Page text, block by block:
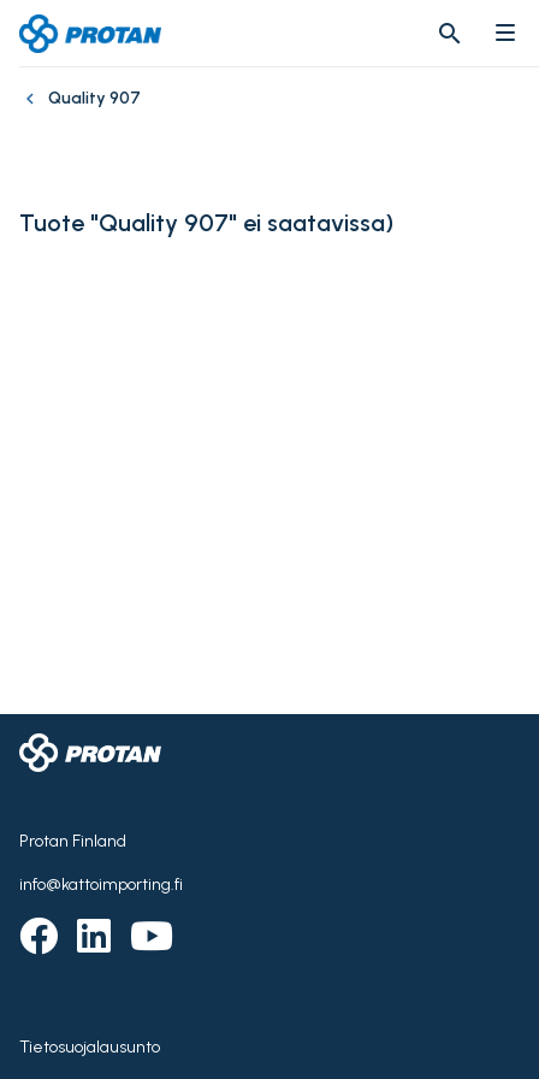
search
search
Quality 907
Tuote "Quality 907" ei saatavissa)
Protan Finland
info@kattoimporting.fi
Tietosuojalausunto